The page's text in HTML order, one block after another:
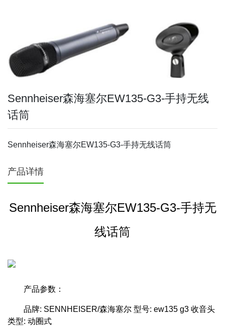
Sennheiser森海塞尔EW135-G3-手持无线
话筒
Sennheiser森海塞尔EW135-G3-手持无线话筒
产品详情
Sennheiser森海塞尔EW135-G3-手持无
线话筒
产品参数：
品牌: SENNHEISER/森海塞尔 型号: ew135 g3 收音头
类型: 动圈式